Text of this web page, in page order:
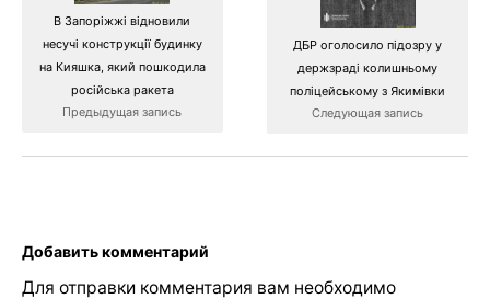
В Запоріжжі відновили
несучі конструкції будинку
на Кияшка, який пошкодила
російська ракета
Предыдущая запись
ДБР оголосило підозру у
держзраді колишньому
поліцейському з Якимівки
Следующая запись
Добавить комментарий
Для отправки комментария вам необходимо